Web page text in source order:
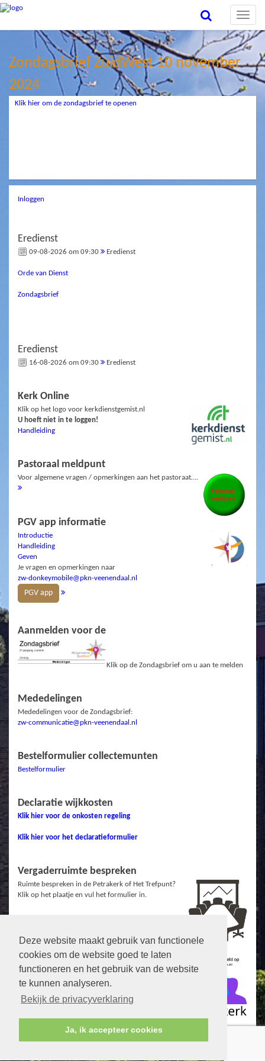
Deze website maakt gebruik van functionele
cookies om de website goed te laten
functioneren en het gebruik van de website
te kunnen analyseren.
Bekijk de privacyverklaring
Ja, ik accepteer cookies
Toggle
Zondagsbrief ZuidWest 10 november
2024
Klik hier om de zondagsbrief te openen
Inloggen
Eredienst
09-08-2026 om 09:30 Eredienst
Orde van Dienst
Zondagsbrief
Eredienst
16-08-2026 om 09:30 Eredienst
Kerk Online
Klik op het logo voor kerkdienstgemist.nl
U hoeft niet in te loggen!
Handleiding
Pastoraal meldpunt
Voor algemene vragen / opmerkingen aan het pastoraat….
PGV app informatie
Introductie
Handleiding
Geven
Je vragen en opmerkingen naar
zw-donkeymobile@pkn-veenendaal.nl
PGV app
Aanmelden voor de
Klik op de Zondagsbrief om u aan te melden
Mededelingen
Mededelingen voor de Zondagsbrief:
zw-communicatie@pkn-veenendaal.nl
Bestelformulier collectemunten
Bestelformulier
Declaratie wijkkosten
Klik hier voor de onkosten regeling
Klik hier voor het declaratieformulier
Vergaderruimte bespreken
Ruimte bespreken in de Petrakerk of Het Trefpunt?
Klik op het plaatje en vul het formulier in.
Links
Protestantse Gemeente Veenendaal
Facebook ZuidWest
Facebook Petrakerk